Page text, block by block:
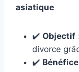
asiatique
✔️ Objectif
divorce
✔️